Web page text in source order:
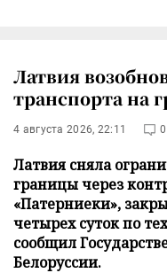
Латвия
транспорта на
4 августа 2026, 22:11 0
Латвия сняла
границы через
«Патерниеки»,
четырех суток по
сообщил
Белоруссии.